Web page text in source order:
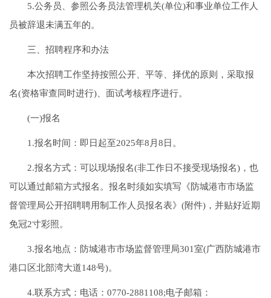
5.公务员、参照公务员法管理机关(单位)和事业单位工作人
员被辞退未满五年的。
三、招聘程序和办法
本次招聘工作坚持按照公开、平等、择优的原则，采取报
名(资格审查同时进行)、面试考核程序进行。
(一)报名
1.报名时间：即日起至2025年8月8日。
2.报名方式：可以现场报名(非工作日不接受现场报名)，也
可以通过邮箱方式报名。报名时须如实填写《防城港市市场监
督管理局公开招聘聘用制工作人员报名表》(附件)，并贴好近期
免冠2寸彩照。
3.报名地点：防城港市市场监督管理局301室(广西防城港市
港口区北部湾大道148号)。
4.联系方式：电话：0770-2881108;电子邮箱：